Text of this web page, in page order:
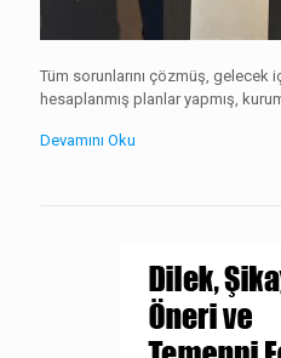
Tüm sorunlarını çözmüş, gelecek
hesaplanmış planlar yapmış,
Devamını Oku